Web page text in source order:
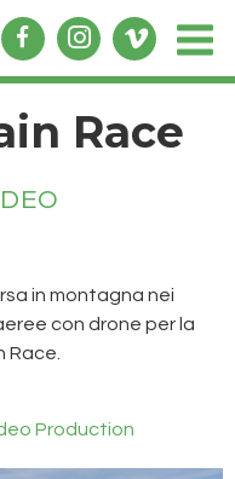
Race
in montagna nei
con drone per la
Race.
Production